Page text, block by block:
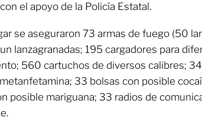
el apoyo de la Policía Estatal.
se aseguraron 73 armas de fuego (50
lanzagranadas; 195 cargadores para
560 cartuchos de diversos calibres;
33 bolsas con posible
posible mariguana; 33 radios de